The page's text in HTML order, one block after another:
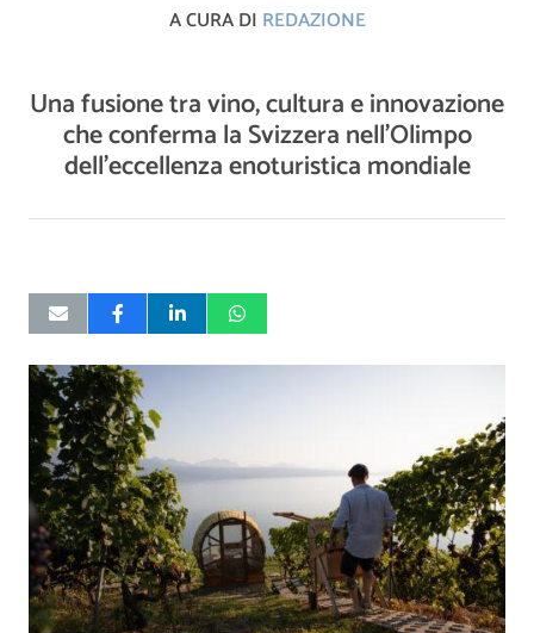
A CURA DI REDAZIONE
Una fusione tra vino, cultura e innovazione
che conferma la Svizzera nell’Olimpo
dell’eccellenza enoturistica mondiale